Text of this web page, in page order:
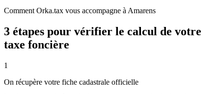
Comment Orka.tax vous accompagne à Amarens
3 étapes pour vérifier le calcul de votre
taxe foncière
1
On récupère votre fiche cadastrale officielle